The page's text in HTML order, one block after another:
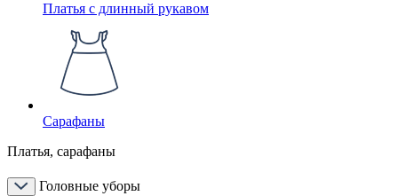
Платья с длинный рукавом
Сарафаны
Платья, сарафаны
Головные уборы